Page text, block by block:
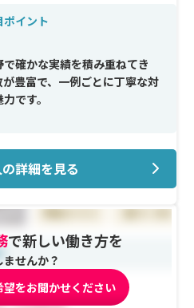
ポイント
確かな実績を積み重ねてき
豊富で、一例ごとに丁寧な対
です。
ェイスリフト、脂肪吸引、
科施術を網羅。多彩な症例
。
導体制を完備。国内外の学
、最先端の技術と知識を習得
詳細を見る
で新しい働き方を
せんか？
望をお聞かせください